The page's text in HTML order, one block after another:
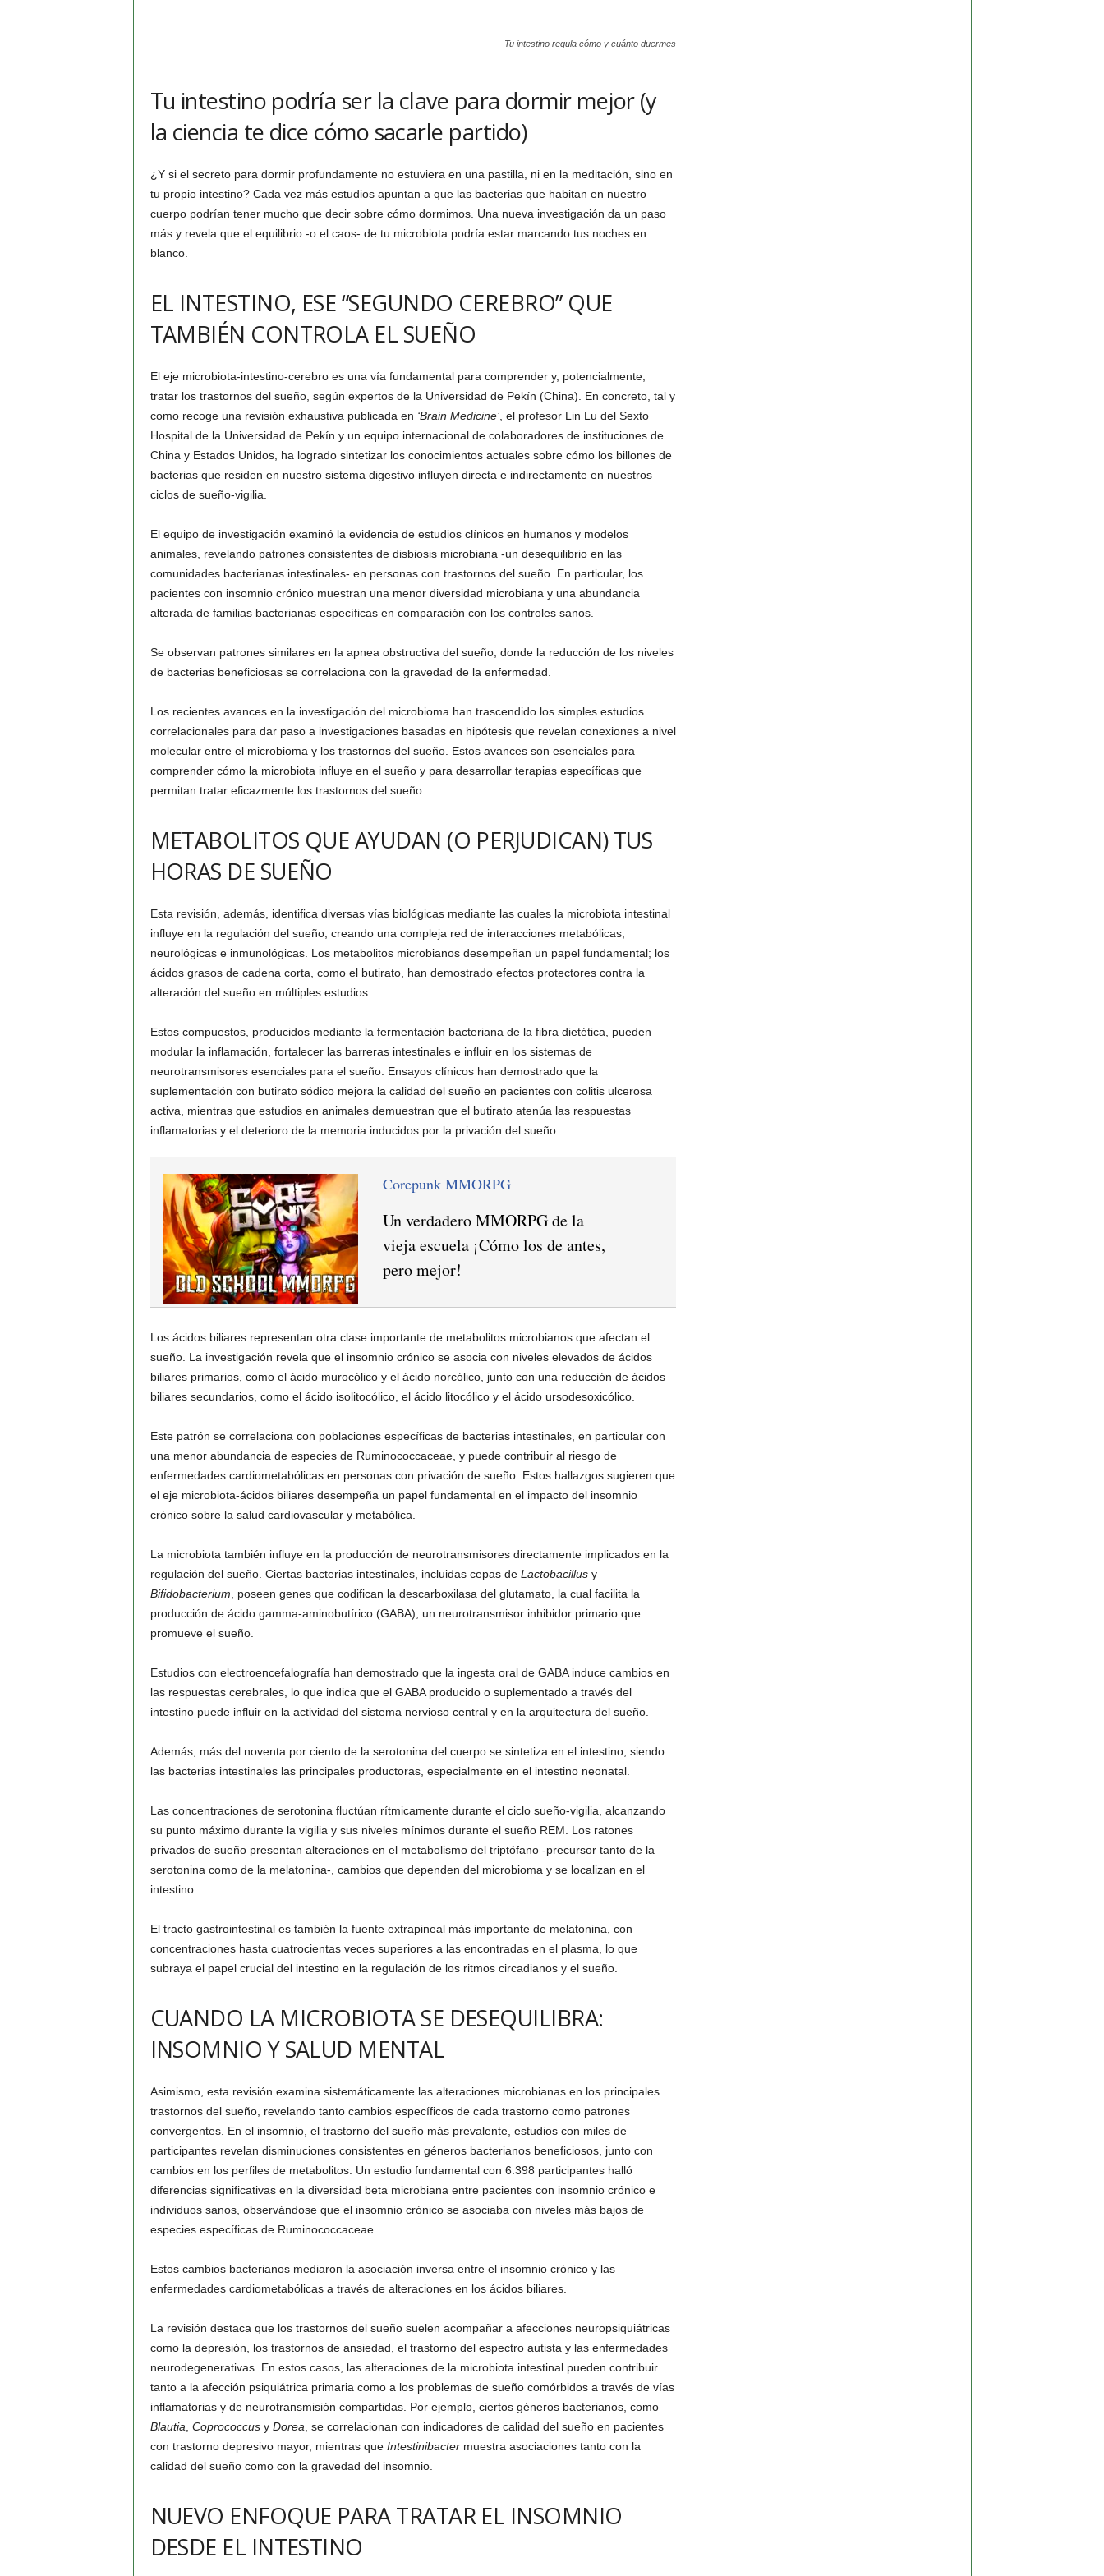
Tu intestino regula cómo y cuánto duermes
Tu intestino podría ser la clave para dormir mejor (y
la ciencia te dice cómo sacarle partido)
¿Y si el secreto para dormir profundamente no estuviera en una pastilla, ni en la meditación, sino en
tu propio intestino? Cada vez más estudios apuntan a que las bacterias que habitan en nuestro
cuerpo podrían tener mucho que decir sobre cómo dormimos. Una nueva investigación da un paso
más y revela que el equilibrio -o el caos- de tu microbiota podría estar marcando tus noches en
blanco.
EL INTESTINO, ESE “SEGUNDO CEREBRO” QUE
TAMBIÉN CONTROLA EL SUEÑO
El eje microbiota-intestino-cerebro es una vía fundamental para comprender y, potencialmente,
tratar los trastornos del sueño, según expertos de la Universidad de Pekín (China). En concreto, tal y
como recoge una revisión exhaustiva publicada en ‘Brain Medicine’, el profesor Lin Lu del Sexto
Hospital de la Universidad de Pekín y un equipo internacional de colaboradores de instituciones de
China y Estados Unidos, ha logrado sintetizar los conocimientos actuales sobre cómo los billones de
bacterias que residen en nuestro sistema digestivo influyen directa e indirectamente en nuestros
ciclos de sueño-vigilia.
El equipo de investigación examinó la evidencia de estudios clínicos en humanos y modelos
animales, revelando patrones consistentes de disbiosis microbiana -un desequilibrio en las
comunidades bacterianas intestinales- en personas con trastornos del sueño. En particular, los
pacientes con insomnio crónico muestran una menor diversidad microbiana y una abundancia
alterada de familias bacterianas específicas en comparación con los controles sanos.
Se observan patrones similares en la apnea obstructiva del sueño, donde la reducción de los niveles
de bacterias beneficiosas se correlaciona con la gravedad de la enfermedad.
Los recientes avances en la investigación del microbioma han trascendido los simples estudios
correlacionales para dar paso a investigaciones basadas en hipótesis que revelan conexiones a nivel
molecular entre el microbioma y los trastornos del sueño. Estos avances son esenciales para
comprender cómo la microbiota influye en el sueño y para desarrollar terapias específicas que
permitan tratar eficazmente los trastornos del sueño.
METABOLITOS QUE AYUDAN (O PERJUDICAN) TUS
HORAS DE SUEÑO
Esta revisión, además, identifica diversas vías biológicas mediante las cuales la microbiota intestinal
influye en la regulación del sueño, creando una compleja red de interacciones metabólicas,
neurológicas e inmunológicas. Los metabolitos microbianos desempeñan un papel fundamental; los
ácidos grasos de cadena corta, como el butirato, han demostrado efectos protectores contra la
alteración del sueño en múltiples estudios.
Estos compuestos, producidos mediante la fermentación bacteriana de la fibra dietética, pueden
modular la inflamación, fortalecer las barreras intestinales e influir en los sistemas de
neurotransmisores esenciales para el sueño. Ensayos clínicos han demostrado que la
suplementación con butirato sódico mejora la calidad del sueño en pacientes con colitis ulcerosa
activa, mientras que estudios en animales demuestran que el butirato atenúa las respuestas
inflamatorias y el deterioro de la memoria inducidos por la privación del sueño.
Corepunk MMORPG
Un verdadero MMORPG de la
vieja escuela ¡Cómo los de antes,
pero mejor!
Los ácidos biliares representan otra clase importante de metabolitos microbianos que afectan el
sueño. La investigación revela que el insomnio crónico se asocia con niveles elevados de ácidos
biliares primarios, como el ácido murocólico y el ácido norcólico, junto con una reducción de ácidos
biliares secundarios, como el ácido isolitocólico, el ácido litocólico y el ácido ursodesoxicólico.
Este patrón se correlaciona con poblaciones específicas de bacterias intestinales, en particular con
una menor abundancia de especies de Ruminococcaceae, y puede contribuir al riesgo de
enfermedades cardiometabólicas en personas con privación de sueño. Estos hallazgos sugieren que
el eje microbiota-ácidos biliares desempeña un papel fundamental en el impacto del insomnio
crónico sobre la salud cardiovascular y metabólica.
La microbiota también influye en la producción de neurotransmisores directamente implicados en la
regulación del sueño. Ciertas bacterias intestinales, incluidas cepas de Lactobacillusy
Bifidobacterium , poseen genes que codifican la descarboxilasa del glutamato, la cual facilita la
producción de ácido gamma-aminobutírico (GABA), un neurotransmisor inhibidor primario que
promueve el sueño.
Estudios con electroencefalografía han demostrado que la ingesta oral de GABA induce cambios en
las respuestas cerebrales, lo que indica que el GABA producido o suplementado a través del
intestino puede influir en la actividad del sistema nervioso central y en la arquitectura del sueño.
Además, más del noventa por ciento de la serotonina del cuerpo se sintetiza en el intestino, siendo
las bacterias intestinales las principales productoras, especialmente en el intestino neonatal.
Las concentraciones de serotonina fluctúan rítmicamente durante el ciclo sueño-vigilia, alcanzando
su punto máximo durante la vigilia y sus niveles mínimos durante el sueño REM. Los ratones
privados de sueño presentan alteraciones en el metabolismo del triptófano -precursor tanto de la
serotonina como de la melatonina-, cambios que dependen del microbioma y se localizan en el
intestino.
El tracto gastrointestinal es también la fuente extrapineal más importante de melatonina, con
concentraciones hasta cuatrocientas veces superiores a las encontradas en el plasma, lo que
subraya el papel crucial del intestino en la regulación de los ritmos circadianos y el sueño.
CUANDO LA MICROBIOTA SE DESEQUILIBRA:
INSOMNIO Y SALUD MENTAL
Asimismo, esta revisión examina sistemáticamente las alteraciones microbianas en los principales
trastornos del sueño, revelando tanto cambios específicos de cada trastorno como patrones
convergentes. En el insomnio, el trastorno del sueño más prevalente, estudios con miles de
participantes revelan disminuciones consistentes en géneros bacterianos beneficiosos, junto con
cambios en los perfiles de metabolitos. Un estudio fundamental con 6.398 participantes halló
diferencias significativas en la diversidad beta microbiana entre pacientes con insomnio crónico e
individuos sanos, observándose que el insomnio crónico se asociaba con niveles más bajos de
especies específicas de Ruminococcaceae.
Estos cambios bacterianos mediaron la asociación inversa entre el insomnio crónico y las
enfermedades cardiometabólicas a través de alteraciones en los ácidos biliares.
La revisión destaca que los trastornos del sueño suelen acompañar a afecciones neuropsiquiátricas
como la depresión, los trastornos de ansiedad, el trastorno del espectro autista y las enfermedades
neurodegenerativas. En estos casos, las alteraciones de la microbiota intestinal pueden contribuir
tanto a la afección psiquiátrica primaria como a los problemas de sueño comórbidos a través de vías
inflamatorias y de neurotransmisión compartidas. Por ejemplo, ciertos géneros bacterianos, como
Blautia Coprococcusy Dorea , se correlacionan con indicadores de calidad del sueño en pacientes
con trastorno depresivo mayor, mientras que Intestinibactermuestra asociaciones tanto con la
calidad del sueño como con la gravedad del insomnio.
NUEVO ENFOQUE PARA TRATAR EL INSOMNIO
DESDE EL INTESTINO